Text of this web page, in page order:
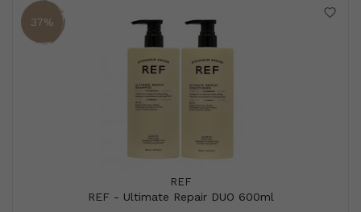
37%
REF
REF - Ultimate Repair DUO 600ml